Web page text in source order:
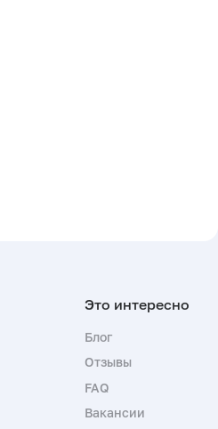
Блог
Отзывы
FAQ
Вакансии